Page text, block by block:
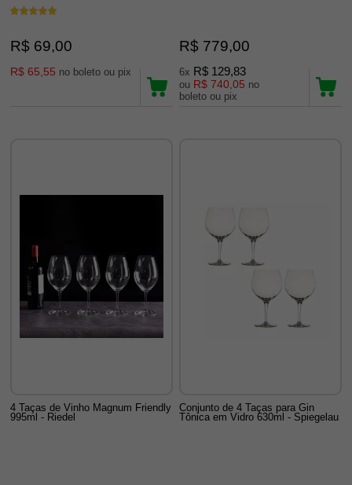
R$ 69,00
R$ 65,55 no boleto ou pix
R$ 779,00
6x R$ 129,83
ou R$ 740,05 no
boleto ou pix
4 Taças de Vinho Magnum Friendly
995ml - Riedel
Conjunto de 4 Taças para Gin
Tônica em Vidro 630ml - Spiegelau